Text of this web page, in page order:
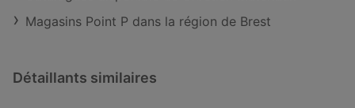
Magasins Point P dans la région de Brest
Détaillants similaires